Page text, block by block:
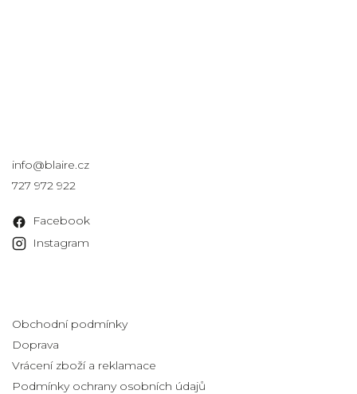
info@blaire.cz
727 972 922
Facebook
Instagram
Obchodní podmínky
Doprava
Vrácení zboží a reklamace
Podmínky ochrany osobních údajů